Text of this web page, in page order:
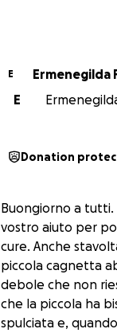
E
Ermenegilda
E
Donation
Buongiorno a tutti.
vostro aiuto per
cure. Anche
piccola cagnetta
debole che non
che la piccola ha
spulciata e,